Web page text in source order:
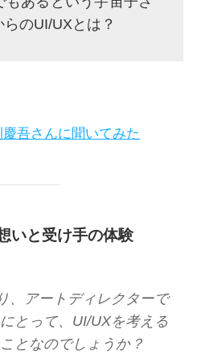
のUI/UXとは？
吾さんに聞いてみた
いと受け手の体験
、アートディレクターで
とって、UI/UXを考える
となのでしょうか？